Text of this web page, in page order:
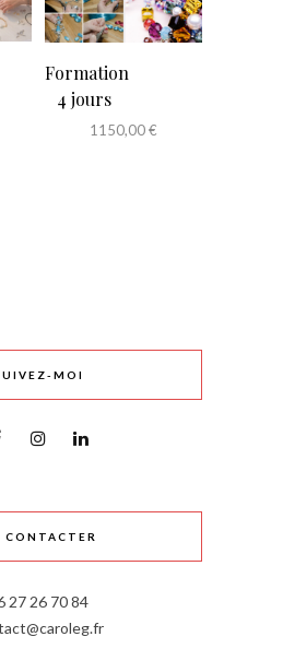
Formation
4 jours
1150,00€
MOI
CONTACTER
27 26 70 84